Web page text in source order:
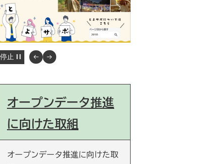
停止
オープンデータ推進
に向けた取組
オープンデータ推進に向けた取